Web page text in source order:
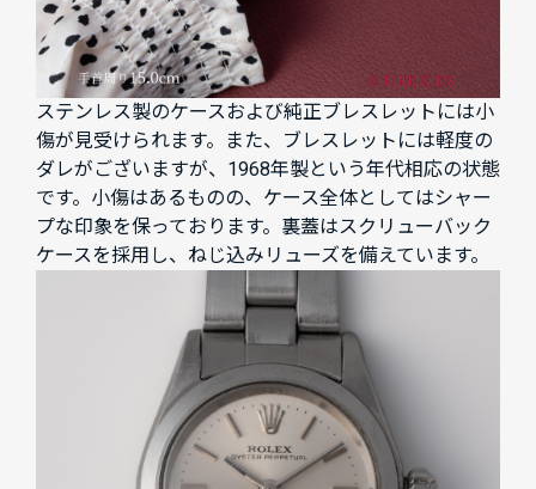
ステンレス製のケースおよび純正ブレスレットには小
傷が見受けられます。また、ブレスレットには軽度の
ダレがございますが、1968年製という年代相応の状態
です。小傷はあるものの、ケース全体としてはシャー
プな印象を保っております。裏蓋はスクリューバック
ケースを採用し、ねじ込みリューズを備えています。